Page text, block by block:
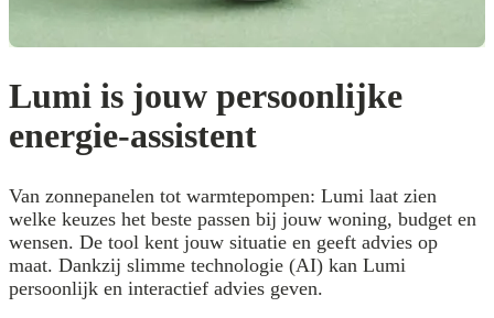
Lumi is jouw persoonlijke
energie-assistent
Van zonnepanelen tot warmtepompen: Lumi laat zien
welke keuzes het beste passen bij jouw woning, budget en
wensen. De tool kent jouw situatie en geeft advies op
maat. Dankzij slimme technologie (AI) kan Lumi
persoonlijk en interactief advies geven.​